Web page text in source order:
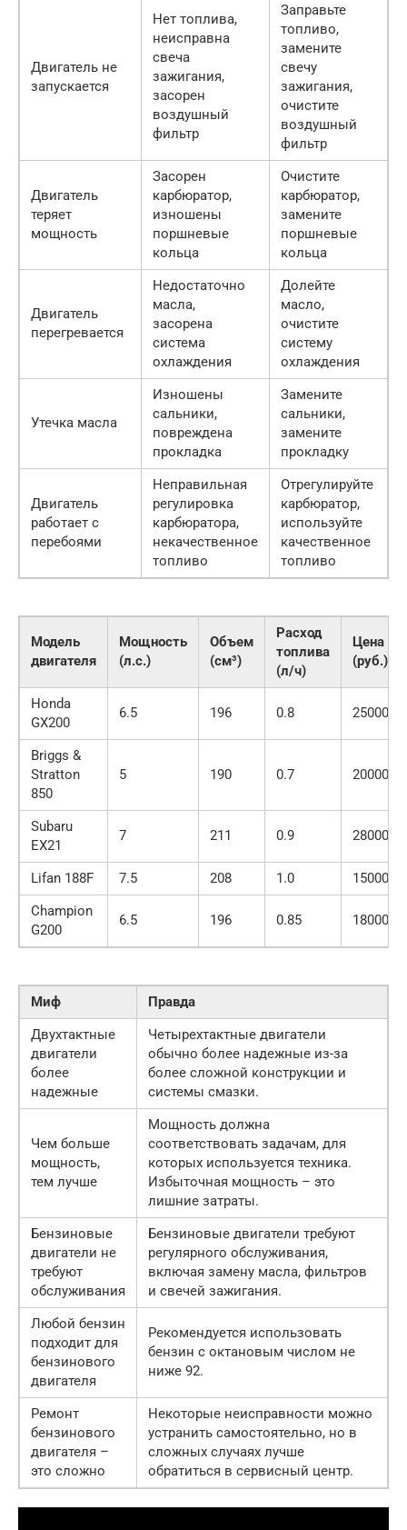
Двигатель не
запускается
Нет топлива,
неисправна
свеча
зажигания,
засорен
воздушный
фильтр
Заправьте
топливо,
замените
свечу
зажигания,
очистите
воздушный
фильтр
Двигатель
теряет
мощность
Засорен
карбюратор,
изношены
поршневые
кольца
Очистите
карбюратор,
замените
поршневые
кольца
Двигатель
перегревается
Недостаточно
масла,
засорена
система
охлаждения
Долейте
масло,
очистите
систему
охлаждения
Утечка масла
Изношены
сальники,
повреждена
прокладка
Замените
сальники,
замените
прокладку
Двигатель
работает с
перебоями
Неправильная
регулировка
карбюратора,
некачественное
топливо
Отрегулируйте
карбюратор,
используйте
качественное
топливо
Модель
двигателя
Мощность
(л.с.)
Объем
(см³)
Расход
топлива
(л/ч)
Цена
(руб.)
Honda
GX200
6.5 196 0.8 25000
Briggs &
Stratton
850
5 190 0.7 20000
Subaru
EX21
7 211 0.9 28000
Lifan 188F 7.5 208 1.0
15000
Champion
G200
6.5 196 0.85 18000
Миф
Правда
Двухтактные
двигатели
более
надежные
Четырехтактные двигатели
обычно более надежные из-за
более сложной конструкции и
системы смазки.
Чем больше
мощность,
тем лучше
Мощность должна
соответствовать задачам, для
которых используется техника.
Избыточная мощность – это
лишние затраты.
Бензиновые
двигатели не
требуют
обслуживания
Бензиновые двигатели требуют
регулярного обслуживания,
включая замену масла, фильтров
и свечей зажигания.
Любой бензин
подходит для
бензинового
двигателя
Рекомендуется использовать
бензин с октановым числом не
ниже 92.
Ремонт
бензинового
двигателя –
это сложно
Некоторые неисправности можно
устранить самостоятельно, но в
сложных случаях лучше
обратиться в сервисный центр.